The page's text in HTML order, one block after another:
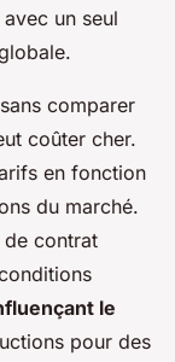
un seul
comparer
coûter cher.
en fonction
du marché.
de contrat
le
pour des